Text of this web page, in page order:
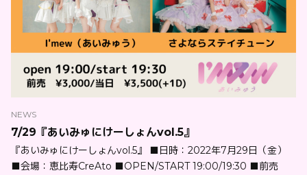
NEWS
7/29『あいみゅにけーしょんvol.5』
『あいみゅにけーしょんvol.5』 ■日時：2022年7月29日（金）
■会場：恵比寿CreAto ■OPEN/START 19:00/19:30 ■前売